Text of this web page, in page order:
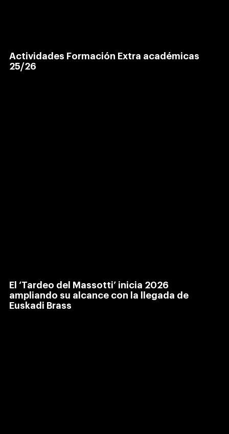
Actividades Formación Extra académicas
25/26
El ‘Tardeo del Massotti’ inicia 2026
ampliando su alcance con la llegada de
Euskadi Brass